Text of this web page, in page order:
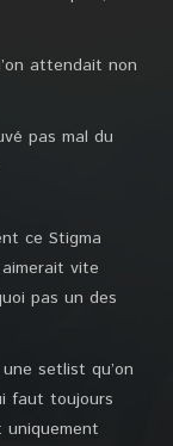
attendait non
pas mal du
ce Stigma
vite
pas un des
setlist qu’on
faut toujours